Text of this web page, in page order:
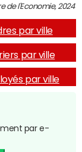
de l'Economie, 2024
par ville
par ville
par ville
par e-